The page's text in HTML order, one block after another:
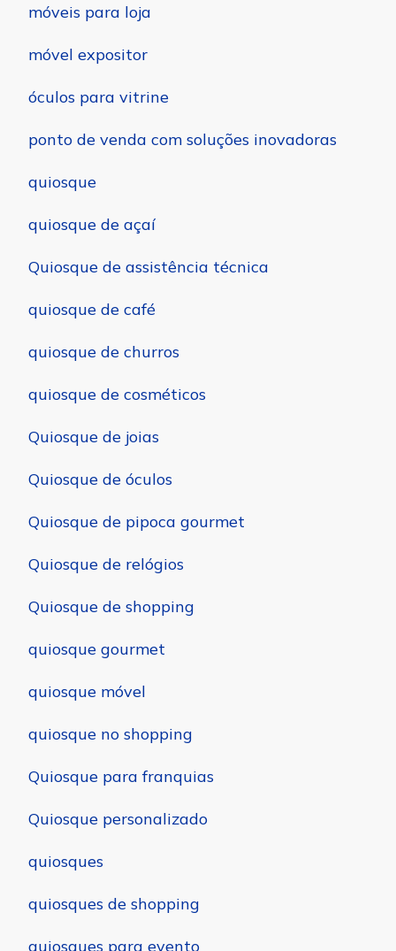
móveis para loja
móvel expositor
óculos para vitrine
ponto de venda com soluções inovadoras
quiosque
quiosque de açaí
Quiosque de assistência técnica
quiosque de café
quiosque de churros
quiosque de cosméticos
Quiosque de joias
Quiosque de óculos
Quiosque de pipoca gourmet
Quiosque de relógios
Quiosque de shopping
quiosque gourmet
quiosque móvel
quiosque no shopping
Quiosque para franquias
Quiosque personalizado
quiosques
quiosques de shopping
quiosques para evento